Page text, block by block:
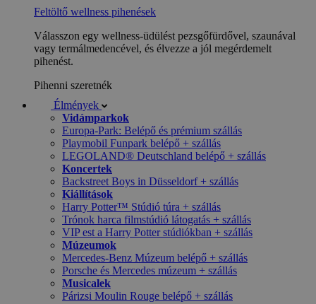
Feltöltő wellness pihenések
Válasszon egy wellness-üdülést pezsgőfürdővel, szaunával
vagy termálmedencével, és élvezze a jól megérdemelt
pihenést.
Pihenni szeretnék
Élmények
Vidámparkok
Europa-Park: Belépő és prémium szállás
Playmobil Funpark belépő + szállás
LEGOLAND® Deutschland belépő + szállás
Koncertek
Backstreet Boys in Düsseldorf + szállás
Kiállítások
Harry Potter™ Stúdió túra + szállás
Trónok harca filmstúdió látogatás + szállás
VIP est a Harry Potter stúdiókban + szállás
Múzeumok
Mercedes-Benz Múzeum belépő + szállás
Porsche és Mercedes múzeum + szállás
Musicalek
Párizsi Moulin Rouge belépő + szállás